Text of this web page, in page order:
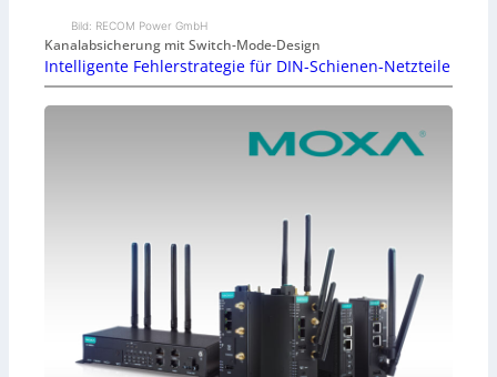
Bild: RECOM Power GmbH
Kanalabsicherung mit Switch-Mode-Design
Intelligente Fehlerstrategie für DIN-Schienen-Netzteile